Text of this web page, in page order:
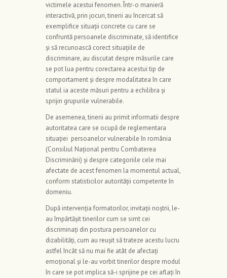
victimele acestui fenomen. Într-o manieră
interactivă, prin jocuri, tinerii au încercat să
exemplifice situații concrete cu care se
confruntă persoanele discriminate, să identifice
și să recunoască corect situațiile de
discriminare, au discutat despre măsurile care
se pot lua pentru corectarea acestui tip de
comportament și despre modalitatea în care
statul ia aceste măsuri pentru a echilibra și
sprijin grupurile vulnerabile.
De asemenea, tinerii au primit informatii despre
autoritatea care se ocupă de reglementara
situației persoanelor vulnerabile în românia
(Consiliul Național pentru Combaterea
Discriminării) și despre categoriile cele mai
afectate de acest fenomen la momentul actual,
conform statisticilor autorității competente în
domeniu.
După intervenția formatorilor, invitații noștrii, le-
au împărtășit tinerilor cum se simt cei
discriminați din postura persoanelor cu
dizabilități, cum au reușit să trateze acestu lucru
astfel încât să nu mai fie atât de afectați
emoțional și le-au vorbit tinerilor despre modul
în care se pot implica să-i sprijine pe cei aflați în